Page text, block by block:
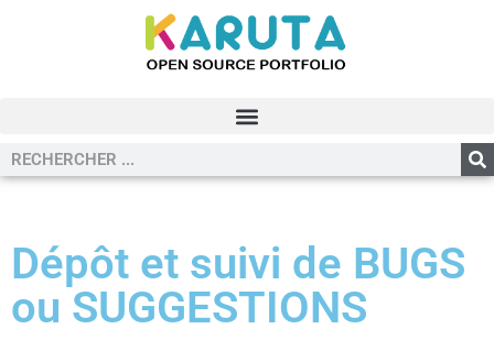
Dépôt et suivi de BUGS
ou SUGGESTIONS